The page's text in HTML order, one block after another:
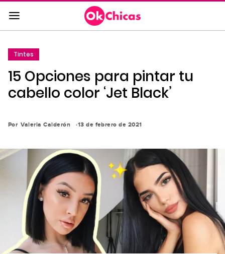
Saltar
al
contenido
la
navegación
Tintes
15 Opciones para pintar tu
cabello color ‘Jet Black’
Por Valeria Calderón 13 de febrero de 2021